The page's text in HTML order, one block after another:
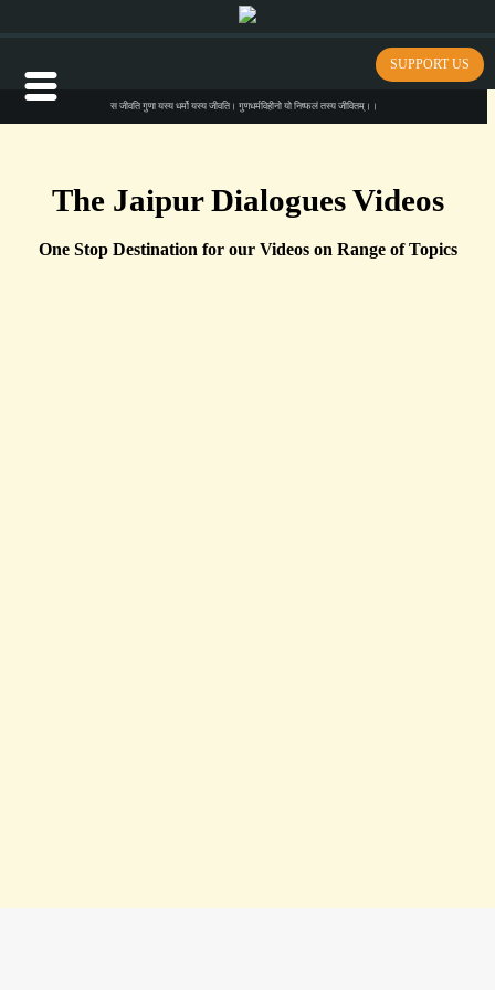
SUPPORT US
स जीवति गुणा यस्य धर्मो यस्य जीवति। गुणधर्मविहीनो यो निष्फलं तस्य जीवितम्।।
The Jaipur Dialogues Videos
One Stop Destination for our Videos on Range of Topics